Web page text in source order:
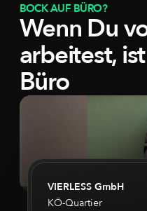
VIERLESS GmbH
KÖ-Quartier
BOCK AUF BÜRO?
Wenn Du
arbeitest,
Büro